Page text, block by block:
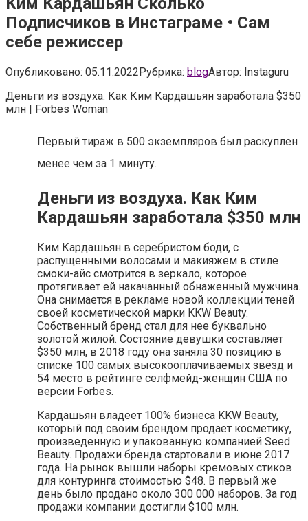
Подписчиков в Инстаграме • Сам
себе режиссер
Опубликовано: 05.11.2022Рубрика: blogАвтор: Instaguru
Деньги из воздуха. Как Ким Кардашьян заработала $350
млн | Forbes Woman
Первый тираж в 500 экземпляров был раскуплен
менее чем за 1 минуту.
Деньги из воздуха. Как Ким
Кардашьян заработала $350 млн
Ким Кардашьян в серебристом боди, с
распущенными волосами и макияжем в стиле
смоки-айс смотрится в зеркало, которое
протягивает ей накачанный обнаженный мужчина.
Она снимается в рекламе новой коллекции теней
своей косметической марки KKW Beauty.
Собственный бренд стал для нее буквально
золотой жилой. Состояние девушки составляет
$350 млн, в 2018 году она заняла 30 позицию в
списке 100 самых высокооплачиваемых звезд и
54 место в рейтинге селфмейд-женщин США по
версии Forbes.
Кардашьян владеет 100% бизнеса KKW Beauty,
который под своим брендом продает косметику,
произведенную и упакованную компанией Seed
Beauty. Продажи бренда стартовали в июне 2017
года. На рынок вышли наборы кремовых стиков
для контуринга стоимостью $48. В первый же
день было продано около 300 000 наборов. За год
продажи компании достигли $100 млн.